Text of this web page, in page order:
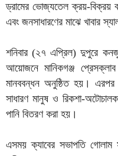
ড্রামের ভোজ্যতেল ক্রয়-বিক্রয়
এবং জনসাধারণের মাঝে খাবার
শনিবার (২৭ এপ্রিল) দুপুরে
আয়োজনে মানিকগঞ্জ প্রেসক্লাব
মানববন্ধন অনুষ্ঠিত হয়।
সাধারণ মানুষ ও রিকশা-
পানি বিতরণ করা হয়।
এসময় ক্যাবের সভাপতি গোলাম